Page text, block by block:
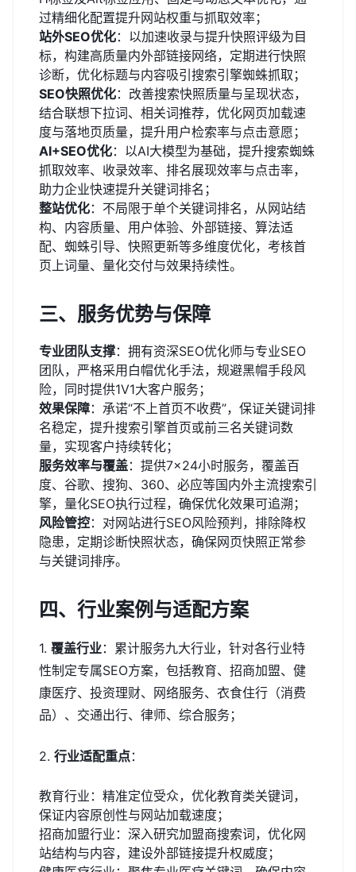
过精细化配置提升网站权重与抓取效率；
站外SEO优化：以加速收录与提升快照评级为目
标，构建高质量内外部链接网络，定期进行快照
诊断，优化标题与内容吸引搜索引擎蜘蛛抓取；
SEO快照优化：改善搜索快照质量与呈现状态，
结合联想下拉词、相关词推荐，优化网页加载速
度与落地页质量，提升用户检索率与点击意愿；
AI+SEO优化：以AI大模型为基础，提升搜索蜘蛛
抓取效率、收录效率、排名展现效率与点击率，
助力企业快速提升关键词排名；
整站优化：不局限于单个关键词排名，从网站结
构、内容质量、用户体验、外部链接、算法适
配、蜘蛛引导、快照更新等多维度优化，考核首
页上词量、量化交付与效果持续性。
三、服务优势与保障
专业团队支撑：拥有资深SEO优化师与专业SEO
团队，严格采用白帽优化手法，规避黑帽手段风
险，同时提供1V1大客户服务；
效果保障：承诺“不上首页不收费”，保证关键词排
名稳定，提升搜索引擎首页或前三名关键词数
量，实现客户持续转化；
服务效率与覆盖：提供7×24小时服务，覆盖百
度、谷歌、搜狗、360、必应等国内外主流搜索引
擎，量化SEO执行过程，确保优化效果可追溯；
风险管控：对网站进行SEO风险预判，排除降权
隐患，定期诊断快照状态，确保网页快照正常参
与关键词排序。
四、行业案例与适配方案
1. 覆盖行业：累计服务九大行业，针对各行业特
性制定专属SEO方案，包括教育、招商加盟、健
康医疗、投资理财、网络服务、衣食住行（消费
品）、交通出行、律师、综合服务；
2. 行业适配重点：
教育行业：精准定位受众，优化教育类关键词，
保证内容原创性与网站加载速度；
招商加盟行业：深入研究加盟商搜索词，优化网
站结构与内容，建设外部链接提升权威度；